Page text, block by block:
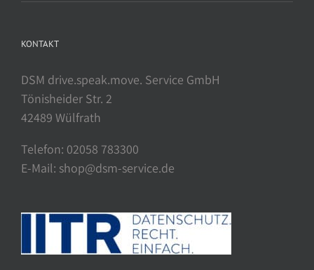
KONTAKT
DSM drive.speak.move. Service GmbH
Tönisheider Str. 2
42489 Wülfrath
Telefon: 02058 783300
E-Mail: shop@dsm-service.de